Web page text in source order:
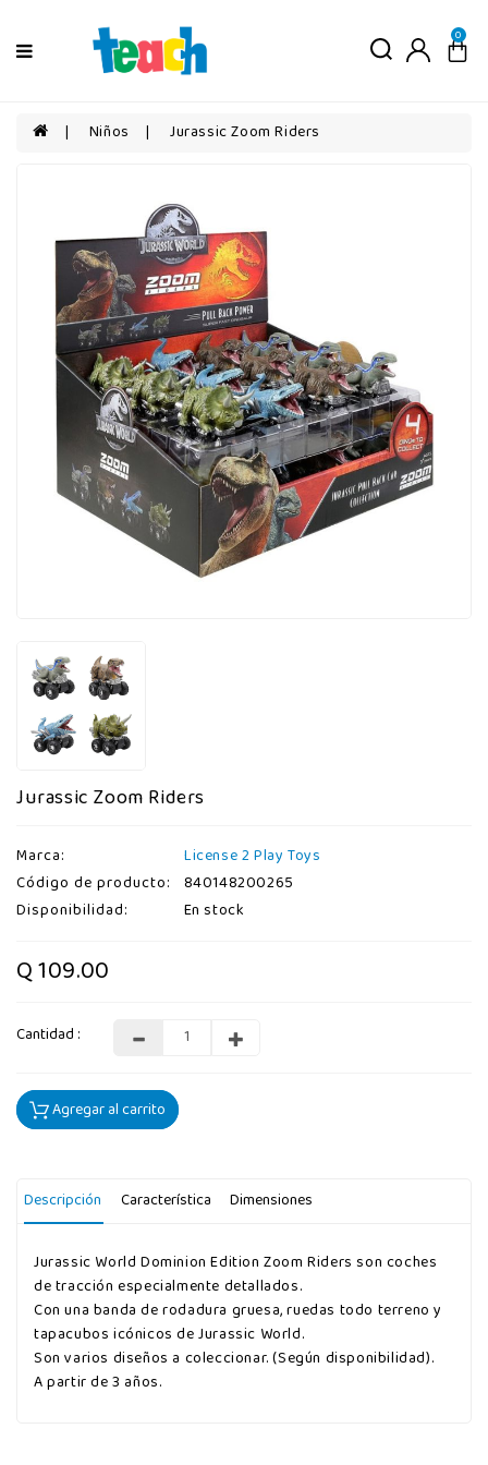
Niñas
categorías
0
Niños Jurassic Zoom Riders
Jurassic Zoom Riders
Marca:
License 2 Play Toys
Código de producto:
840148200265
Disponibilidad:
En stock
Q 109.00
Cantidad :
Agregar al carrito
Descripción Característica Dimensiones
Jurassic World Dominion Edition Zoom Riders son coches
de tracción especialmente detallados.
Con una banda de rodadura gruesa, ruedas todo terreno y
tapacubos icónicos de Jurassic World.
Son varios diseños a coleccionar. (Según disponibilidad).
A partir de 3 años.